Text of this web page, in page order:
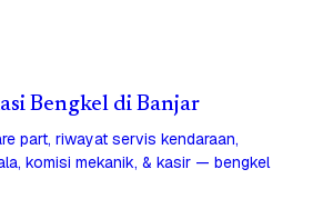
Bengkel di Banjar
part, riwayat servis kendaraan,
komisi mekanik, & kasir — bengkel